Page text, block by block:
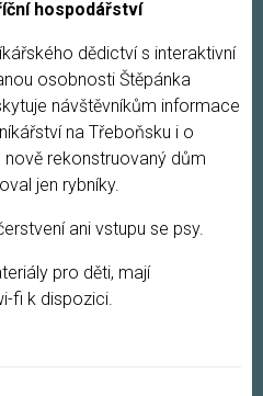
hospodářství
dědictví s interaktivní
osobnosti Štěpánka
návštěvníkům informace
na Třeboňsku i o
nově rekonstruovaný dům
jen rybníky.
ani vstupu se psy.
pro děti, mají
fi k dispozici.